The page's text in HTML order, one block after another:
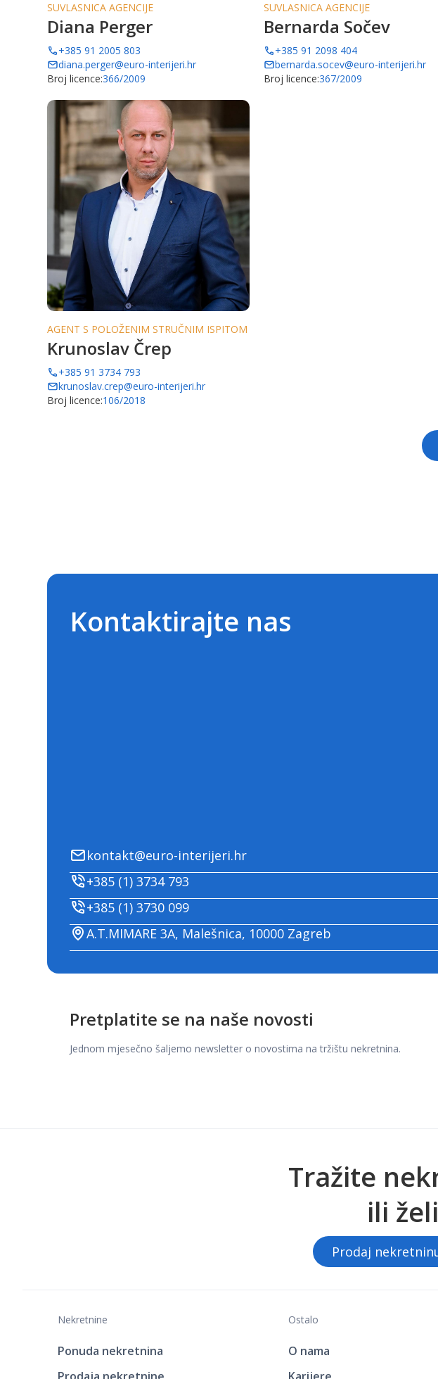
SUVLASNICA AGENCIJE
Diana Perger
+385 91 2005 803
diana.perger@euro-interijeri.hr
Broj licence:366/2009
SUVLASNICA AGENCIJE
Bernarda Sočev
+385 91 2098 404
bernarda.socev@euro-interijeri.hr
Broj licence:367/2009
AGENT S POLOŽENIM STRUČNIM ISPITOM
Krunoslav Črep
+385 91 3734 793
krunoslav.crep@euro-interijeri.hr
Broj licence:106/2018
Kontaktirajte nas
kontakt@euro-interijeri.hr
+385 (1) 3734 793
+385 (1) 3730 099
A.T.MIMARE 3A, Malešnica, 10000 Zagreb
Pretplatite se na naše novosti
Jednom mjesečno šaljemo newsletter o novostima na tržištu nekretnina.
Tražite
ili
Prodaj
Nekretnine
Ponuda nekretnina
Ostalo
O nama